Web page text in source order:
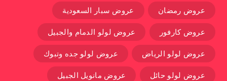
عروض رمضان عروض سبار السعودية
عروض كارفور عروض لولو الدمام والجبيل
عروض لولو الرياض عروض لولو جده وتبوك
عروض لولو حائل عروض مانويل الجبيل